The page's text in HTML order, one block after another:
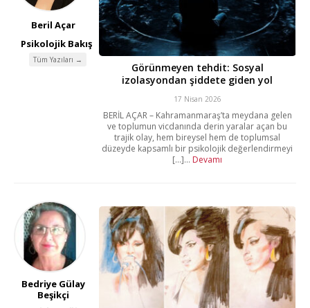
Beril Açar
Psikolojik Bakış
Tüm Yazıları →
Görünmeyen tehdit: Sosyal
izolasyondan şiddete giden yol
17 Nisan 2026
BERİL AÇAR – Kahramanmaraş’ta meydana gelen
ve toplumun vicdanında derin yaralar açan bu
trajik olay, hem bireysel hem de toplumsal
düzeyde kapsamlı bir psikolojik değerlendirmeyi
[...]... Devamı
Bedriye Gülay
Beşikçi